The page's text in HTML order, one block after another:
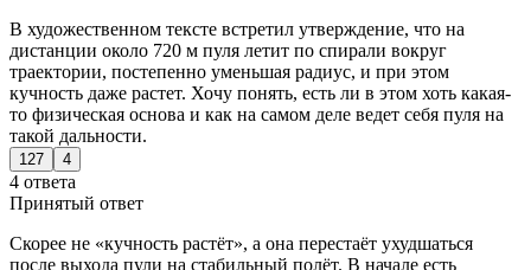
В художественном тексте встретил утверждение, что на
дистанции около 720 м пуля летит по спирали вокруг
траектории, постепенно уменьшая радиус, и при этом
кучность даже растет. Хочу понять, есть ли в этом хоть какая-
то физическая основа и как на самом деле ведет себя пуля на
такой дальности.
127 4
4 ответа
Принятый ответ
Скорее не «кучность растёт», а она перестаёт ухудшаться
после выхода пули на стабильный полёт. В начале есть